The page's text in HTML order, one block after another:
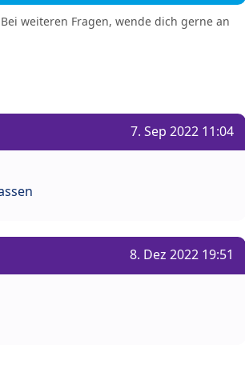
weiteren Fragen, wende dich gerne an
7. Sep 2022 11:04
8. Dez 2022 19:51